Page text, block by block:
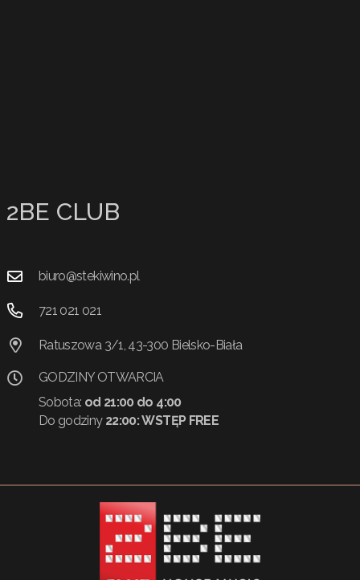
2BE CLUB
biuro@stekiwino.pl
721 021 021
Ratuszowa 3/1, 43-300 Bielsko-Biała
GODZINY OTWARCIA
Sobota: od 21:00 do 4:00
Do godziny 22:00:WSTĘP FREE